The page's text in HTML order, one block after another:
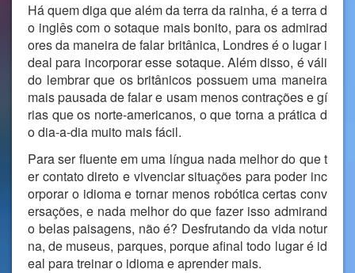
Há quem diga que além da terra da rainha, é a terra d
o inglês com o sotaque mais bonito, para os admirad
ores da maneira de falar britânica, Londres é o lugar i
deal para incorporar esse sotaque. Além disso, é váli
do lembrar que os britânicos possuem uma maneira
mais pausada de falar e usam menos contrações e gí
rias que os norte-americanos, o que torna a prática d
o dia-a-dia muito mais fácil.
Para ser fluente em uma língua nada melhor do que t
er contato direto e vivenciar situações para poder inc
orporar o idioma e tornar menos robótica certas conv
ersações, e nada melhor do que fazer isso admirand
o belas paisagens, não é? Desfrutando da vida notur
na, de museus, parques, porque afinal todo lugar é id
eal para treinar o idioma e aprender mais.